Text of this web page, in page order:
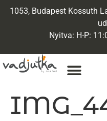
1053, Budapest Kossuth
Nyitva: H-P: